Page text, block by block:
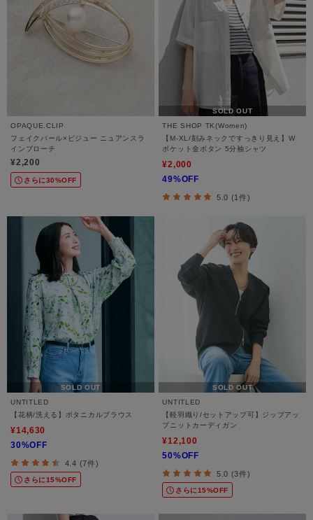
OPAQUE.CLIP
フェイクパール×ビジュー ニュアンスラ
インブローチ
¥2,200
さらに30%OFF
SOLD OUT
THE SHOP TK(Women)
【M-XL/刻みネックですっきり見え】W
ポケット金ボタン 5分袖シャツ
¥2,000
49%OFF
5.0 (1件)
SOLD OUT
UNTITLED
【花柄/洗える】ボタニカルブラウス
¥14,630
30%OFF
4.4 (7件)
さらに15%OFF
SOLD OUT
UNTITLED
【軽羽織り/セットアップ可】ジップアッ
プニットカーディガン
¥12,100
50%OFF
5.0 (3件)
さらに15%OFF